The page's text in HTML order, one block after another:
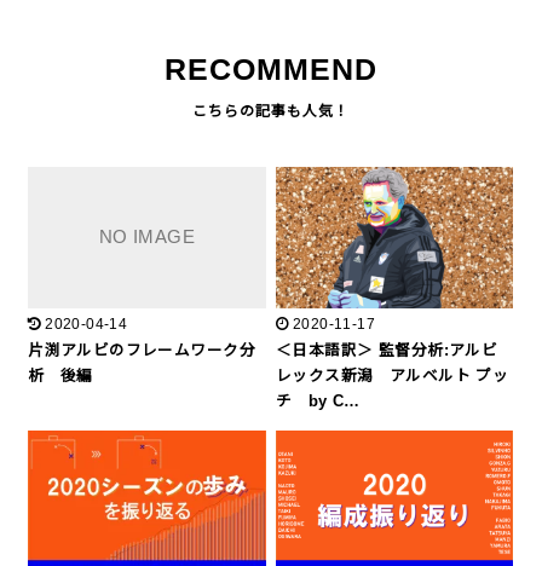
RECOMMEND
2020-04-14
片渕アルビのフレームワーク分
析 後編
2020-11-17
＜日本語訳＞ 監督分析:アルビ
レックス新潟 アルベルト プッ
チ by C…